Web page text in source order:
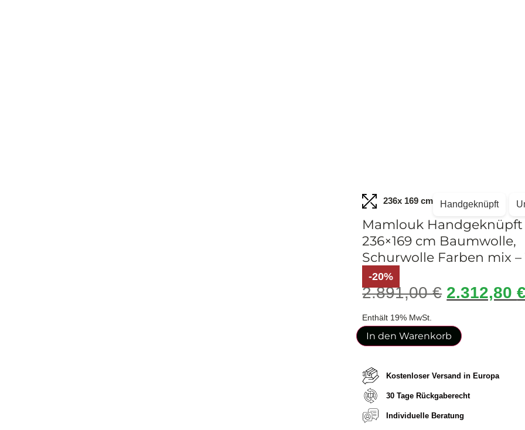
236x 169 cm Handgeknüpft
Mamlouk Handgeknüpft
236×169 cm Baumwolle,
Schurwolle Farben mix –
-20%
2.891,00€ 2.312,80€
Enthält 19% MwSt.
In den Warenkorb
Kostenloser Versand in Europa
30 Tage Rückgaberecht
Individuelle Beratung